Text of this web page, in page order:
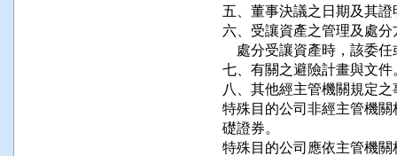
五、董事決議之日期及其證
六、受讓資產之管理及處
處分受讓資產時，該委
七、有關之避險計畫與文件
八、其他經主管機關規定之
特殊目的公司非經主管機
礎證券。
特殊目的公司應依主管機